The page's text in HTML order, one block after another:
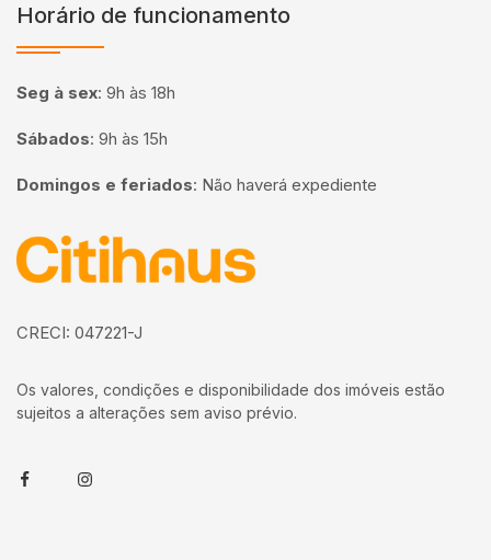
Horário de funcionamento
Seg à sex: 9h às 18h
Sábados: 9h às 15h
Domingos e feriados: Não haverá expediente
Página inicial
CRECI: 047221-J
Os valores, condições e disponibilidade dos imóveis estão
sujeitos a alterações sem aviso prévio.
FacebookInstagram